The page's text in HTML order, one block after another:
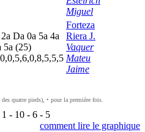
Miguel
2a Da 0a 5a 4a
5a (25)
Forteza
Riera J.
Vaquer
Mateu
Jaime
quatre pieds), • pour la première fois.
1 - 10 - 6 - 5
comment lire le graphique